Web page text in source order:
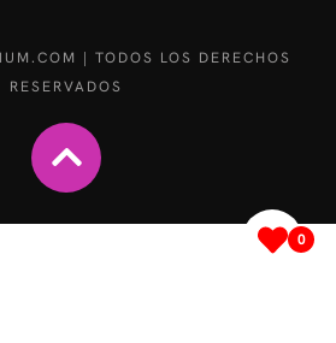
| TODOS LOS DERECHOS
RESERVADOS
0